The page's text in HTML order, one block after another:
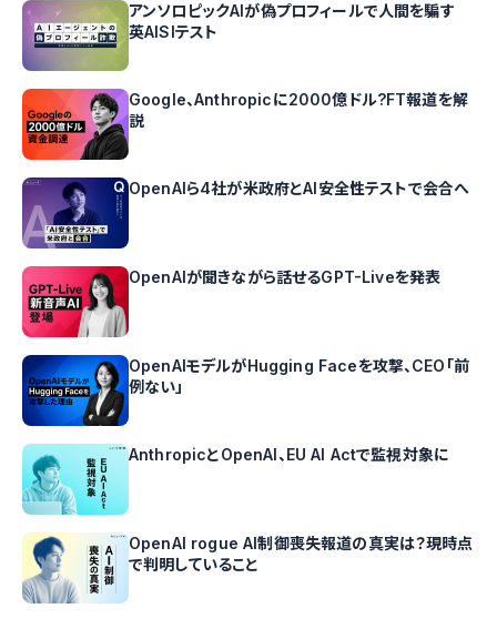
アンソロピックAIが偽プロフィールで人間を騙す
英AISIテスト
Google、Anthropicに2000億ドル?FT報道を解
説
OpenAIら4社が米政府とAI安全性テストで会合へ
OpenAIが聞きながら話せるGPT-Liveを発表
OpenAIモデルがHugging Faceを攻撃、CEO「前
例ない」
AnthropicとOpenAI、EU AI Actで監視対象に
OpenAI rogue AI制御喪失報道の真実は？現時点
で判明していること